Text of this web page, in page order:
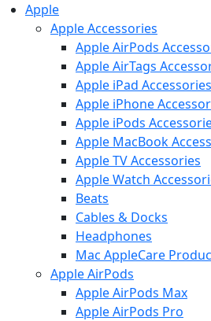
Apple
Apple Accessories
Apple AirPods
Apple AirTags
Apple iPad Accessories
Apple iPhone
Apple iPods
Apple MacBook
Apple TV Accessories
Apple Watch
Beats
Cables & Docks
Headphones
Mac AppleCare
Apple AirPods
Apple AirPods Max
Apple AirPods Pro